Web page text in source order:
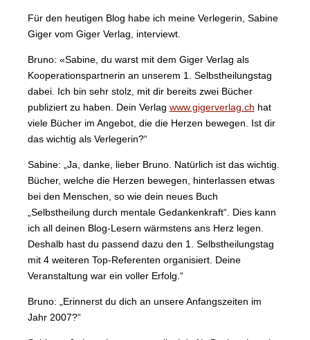
Für den heutigen Blog habe ich meine Verlegerin, Sabine
Giger vom Giger Verlag, interviewt.
Bruno: «Sabine, du warst mit dem Giger Verlag als
Kooperationspartnerin an unserem 1. Selbstheilungstag
dabei. Ich bin sehr stolz, mit dir bereits zwei Bücher
publiziert zu haben. Dein Verlag www.gigerverlag.ch hat
viele Bücher im Angebot, die die Herzen bewegen. Ist dir
das wichtig als Verlegerin?“
Sabine: „Ja, danke, lieber Bruno. Natürlich ist das wichtig.
Bücher, welche die Herzen bewegen, hinterlassen etwas
bei den Menschen, so wie dein neues Buch
„Selbstheilung durch mentale Gedankenkraft“. Dies kann
ich all deinen Blog-Lesern wärmstens ans Herz legen.
Deshalb hast du passend dazu den 1. Selbstheilungstag
mit 4 weiteren Top-Referenten organisiert. Deine
Veranstaltung war ein voller Erfolg.“
Bruno: „Erinnerst du dich an unsere Anfangszeiten im
Jahr 2007?“